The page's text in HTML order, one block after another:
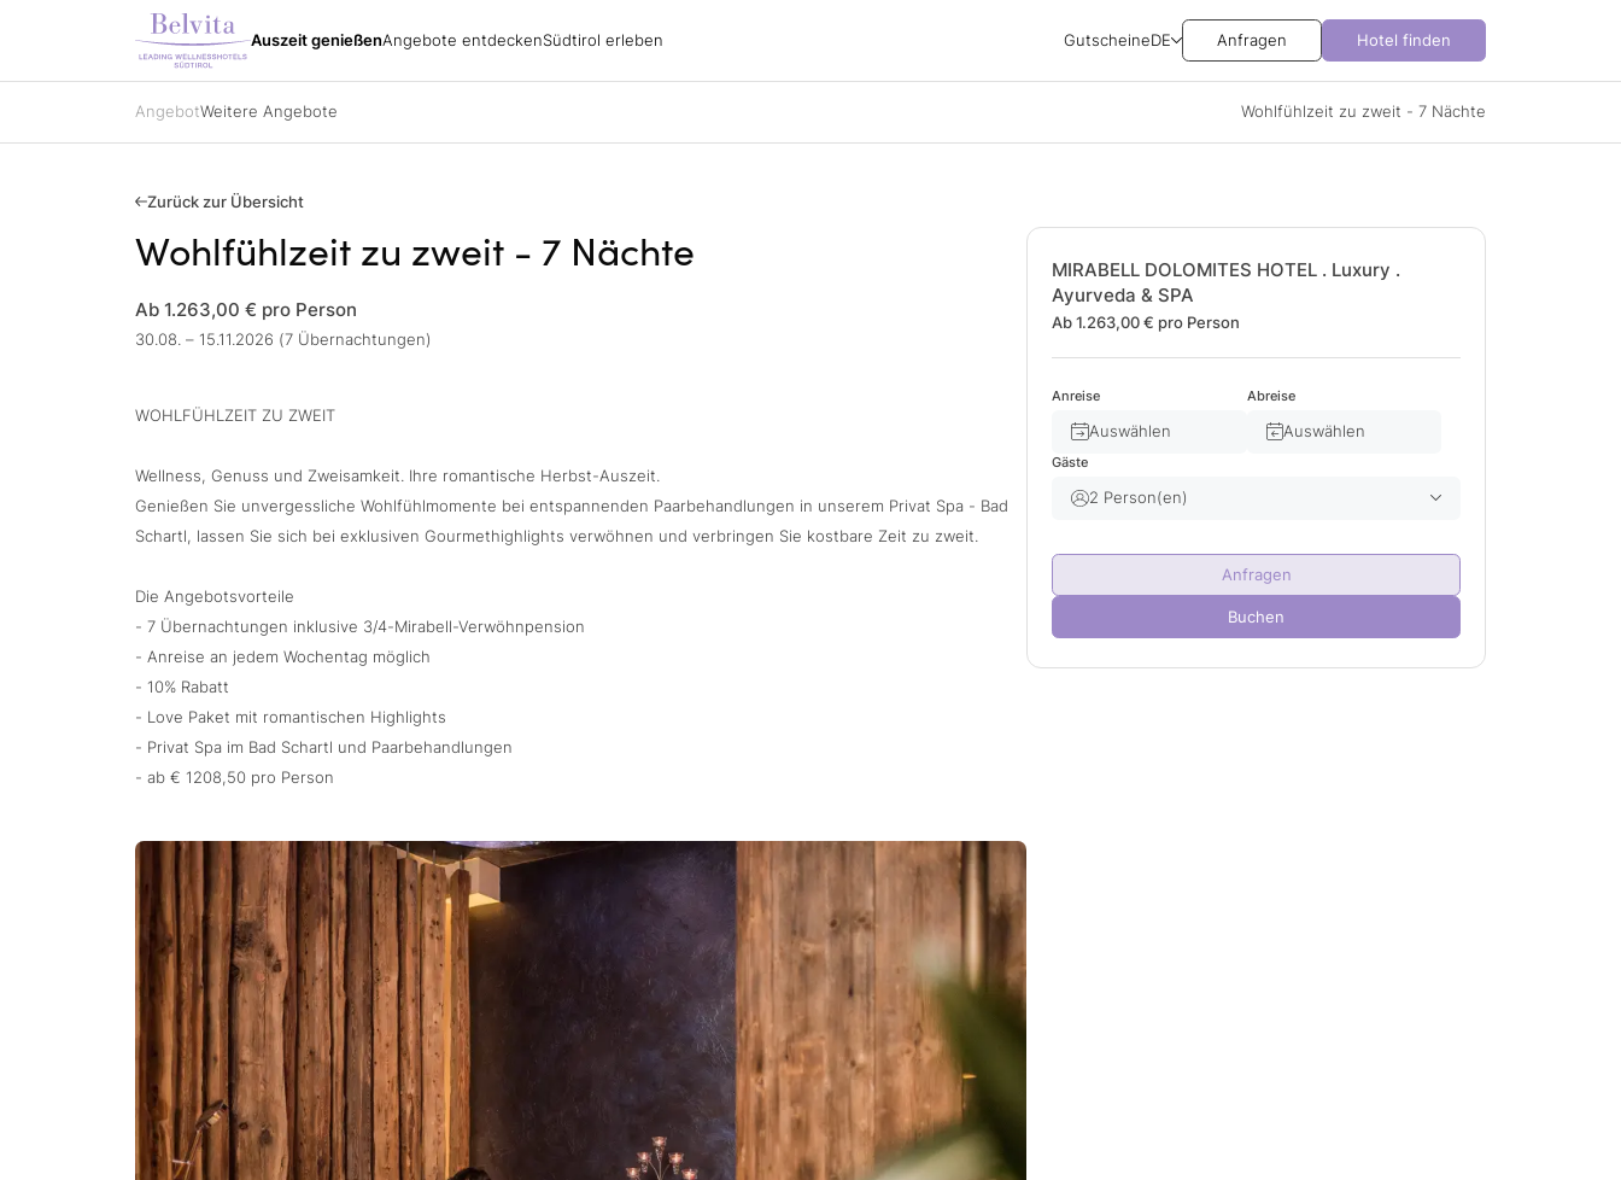
Auszeit genießen
Belvita Spirit
Impressionen
Belvita Spirit
Anreise
Jobs
Angebote entdecken
Alle Hotels
Angebote entdecken Südtirol erleben
Urlaubsgebiete
GutscheineDE Anfragen Hotel finden
AngebotWeitere Angebote Wohlfühlzeit zu zweit - 7 Nächte
Zurück zur Übersicht
Wohlfühlzeit zu zweit - 7 Nächte
Ab 1.263,00 € pro Person
30.08. – 15.11.2026 (7 Übernachtungen)
WOHLFÜHLZEIT ZU ZWEIT
Wellness, Genuss und Zweisamkeit. Ihre romantische Herbst-Auszeit.
Genießen Sie unvergessliche Wohlfühlmomente bei entspannenden Paarbehandlungen in unserem Privat Spa - Bad
Schartl, lassen Sie sich bei exklusiven Gourmethighlights verwöhnen und verbringen Sie kostbare Zeit zu zweit.
Die Angebotsvorteile
- 7 Übernachtungen inklusive 3/4-Mirabell-Verwöhnpension
- Anreise an jedem Wochentag möglich
- 10% Rabatt
- Love Paket mit romantischen Highlights
- Privat Spa im Bad Schartl und Paarbehandlungen
- ab € 1208,50 pro Person
MIRABELL DOLOMITES HOTEL . Luxury .
Ayurveda & SPA
Ab 1.263,00 € pro Person
Anreise
Auswählen
Abreise
Auswählen
Gäste
2 Person(en)
Kind(er) 0
Anfragen
Buchen